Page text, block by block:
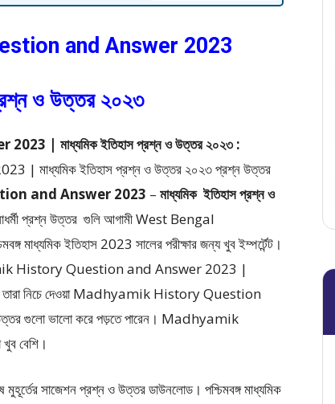
and Answer 2023
ও উত্তর ২০২৩
| মাধ্যমিক ইতিহাস প্রশ্ন ও উত্তর ২০২৩ :
ইতিহাস প্রশ্ন ও উত্তর ২০২৩ প্রশ্ন উত্তর
and Answer 2023 – মাধ্যমিক ইতিহাস প্রশ্ন ও
প্রশ্ন উত্তর গুলি আগামী West Bengal
মাধ্যমিক ইতিহাস 2023 সালের পরীক্ষার জন্য খুব ইম্পর্টেন্ট।
History Question and Answer 2023 |
তারা নিচে দেওয়া Madhyamik History Question
গুলো ভালো করে পড়তে পারেন। Madhyamik
বেশি।
সাজেশন প্রশ্ন ও উত্তর ডাউনলোড। পশ্চিমবঙ্গ মাধ্যমিক